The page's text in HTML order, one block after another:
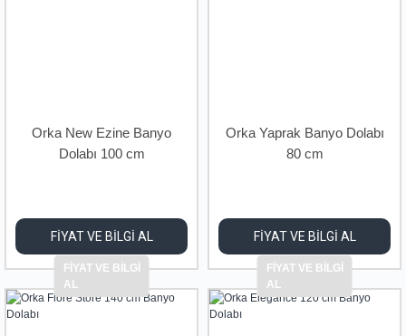
Orka New Ezine Banyo
Dolabı 100 cm
FİYAT VE BİLGİ AL
FİYAT VE BİLGİ
AL
Orka Yaprak Banyo Dolabı
80 cm
FİYAT VE BİLGİ AL
FİYAT VE BİLGİ
AL